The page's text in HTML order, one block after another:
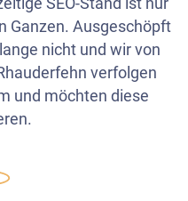
Ganzen. Ausgeschöpft
nicht und wir von
verfolgen
und möchten diese